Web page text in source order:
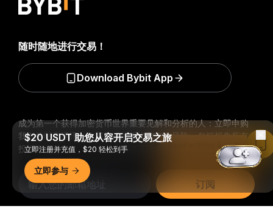
成为第一个获得加密货币世界重要见解和分析的人：立即申购
我们的时事通讯。全部形式的投资都存在风险，包括损失所有
投资金额的风险。此类活动可能不适合所有人。
订阅
随时随地进行交易！
Download Bybit App
$20 USDT 助您从容开启交易之旅
立即注册并充值，$20 轻松到手
立即参与
Read in Bybit App